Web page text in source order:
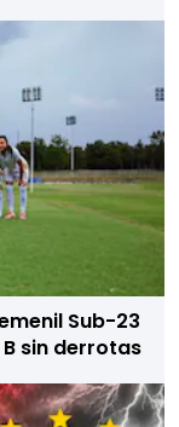
Sub-23
sin derrotas